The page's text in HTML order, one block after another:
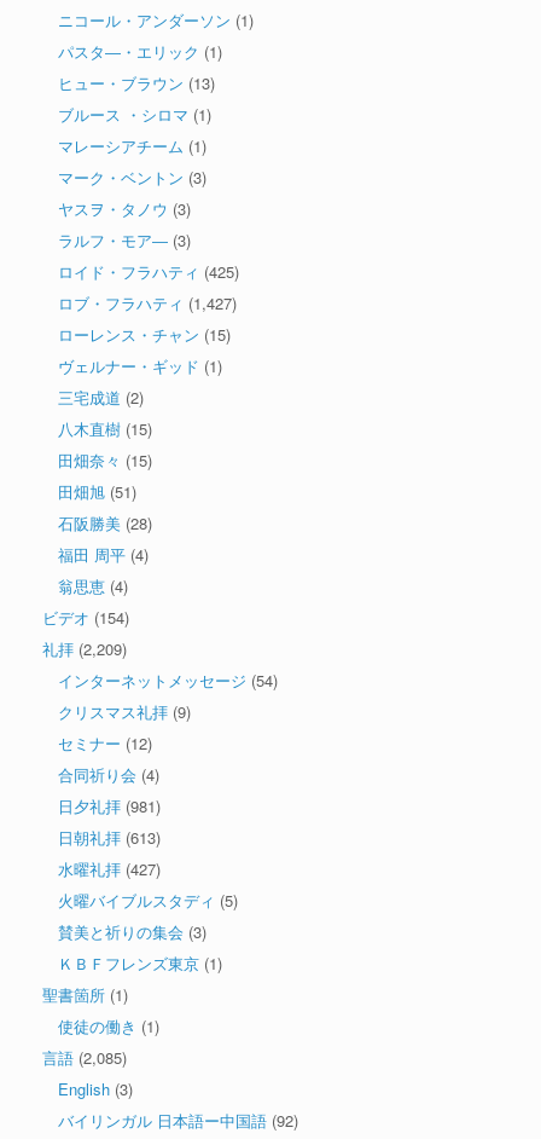
ニコール・アンダーソン (1)
パスタ―・エリック (1)
ヒュー・ブラウン (13)
ブルース ・シロマ (1)
マレーシアチーム (1)
マーク・ベントン (3)
ヤスヲ・タノウ (3)
ラルフ・モア― (3)
ロイド・フラハティ (425)
ロブ・フラハティ (1,427)
ローレンス・チャン (15)
ヴェルナー・ギッド (1)
三宅成道 (2)
八木直樹 (15)
田畑奈々 (15)
田畑旭 (51)
石阪勝美 (28)
福田 周平 (4)
翁思恵 (4)
ビデオ (154)
礼拝 (2,209)
インターネットメッセージ (54)
クリスマス礼拝 (9)
セミナー (12)
合同祈り会 (4)
日夕礼拝 (981)
日朝礼拝 (613)
水曜礼拝 (427)
火曜バイブルスタディ (5)
賛美と祈りの集会 (3)
ＫＢＦフレンズ東京 (1)
聖書箇所 (1)
使徒の働き (1)
言語 (2,085)
English (3)
バイリンガル 日本語ー中国語 (92)